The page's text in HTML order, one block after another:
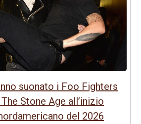
suonato i Foo Fighters
Stone Age all’inizio
del 2026